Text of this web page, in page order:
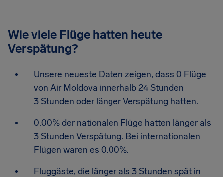
Wie viele Flüge hatten heute
Verspätung?
Unsere neueste Daten zeigen, dass 0 Flüge
von Air Moldova innerhalb 24 Stunden
3 Stunden oder länger Verspätung hatten.
0.00% der nationalen Flüge hatten länger als
3 Stunden Verspätung. Bei internationalen
Flügen waren es 0.00%.
Fluggäste, die länger als 3 Stunden spät in